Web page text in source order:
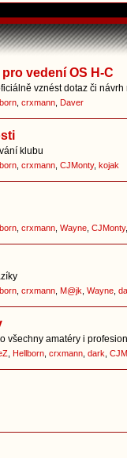
vedení OS H-C
vznést dotaz či
crxmann Daver
klubu
crxmann CJMonty, kojak
crxmann Wayne CJMonty
crxmann M@jk Wayne
všechny amatéry i
Hellborn crxmann dark